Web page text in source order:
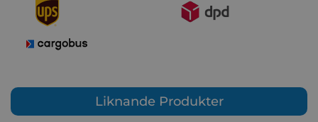
Liknande Produkter